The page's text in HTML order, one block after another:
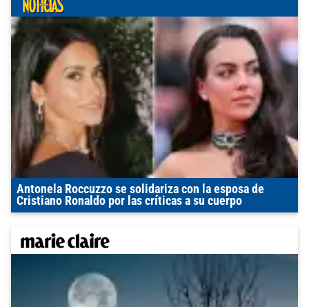
Antonela Roccuzzo se solidariza con la esposa de
Cristiano Ronaldo por las críticas a su cuerpo